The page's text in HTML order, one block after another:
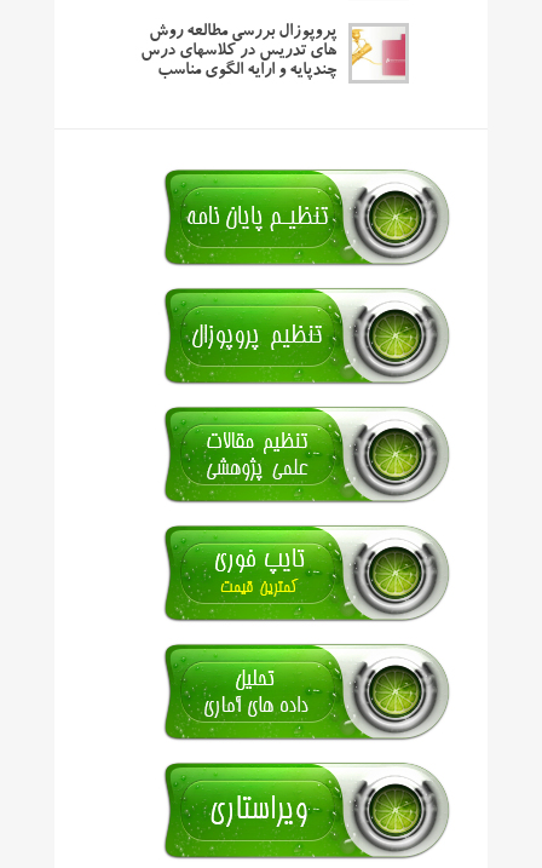
پروپوزال بررسی مطالعه روش
های تدریس در کلاسهای درس
چندپایه و ارایه الگوی مناسب